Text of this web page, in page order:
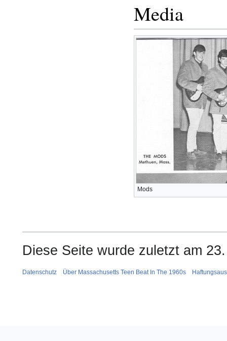
Media
Mods
Diese Seite wurde zuletzt am
Datenschutz Über Massachusetts Teen Beat In The 1960s